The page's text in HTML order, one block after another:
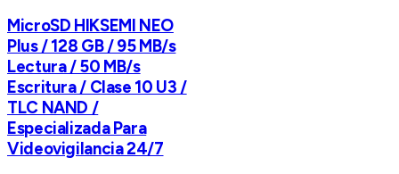
MicroSD HIKSEMI NEO
Plus / 128 GB / 95 MB/s
Lectura / 50 MB/s
Escritura / Clase 10 U3 /
TLC NAND /
Especializada Para
Videovigilancia 24/7